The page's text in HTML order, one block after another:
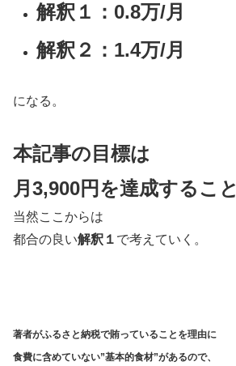
解釈１：0.8万/月
解釈２：1.4万/月
になる。
本記事の目標は
月3,900円を達成すること
当然ここからは
都合の良い解釈１ で考えていく。
著者がふるさと納税で賄っていることを理由に
食費に含めていない”基本的食材”があるので、